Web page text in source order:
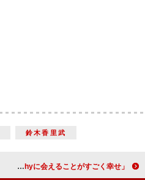
鈴木香里武
Rocket Punch、６人そろっての来日に笑顔 「日本のKetchyに会えることがすごく幸せ」